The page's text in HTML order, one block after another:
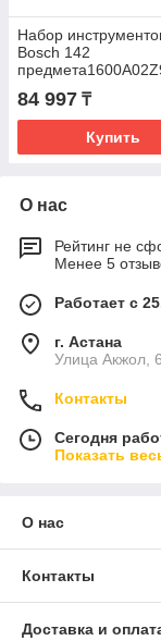
Набор
Bosch 142
84 997 ₸
Купить
О нас
Рейтинг не
Менее 5
Работает с
г. Астана
Улица Акжол,
Контакты
Сегодня
Показать
О нас
Контакты
Доставка и